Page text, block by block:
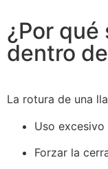
¿Por qué
dentro
La rotura de una
Uso
Forzar la